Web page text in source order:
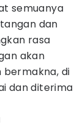
semuanya
dan
rasa
akan
di
dan diterima